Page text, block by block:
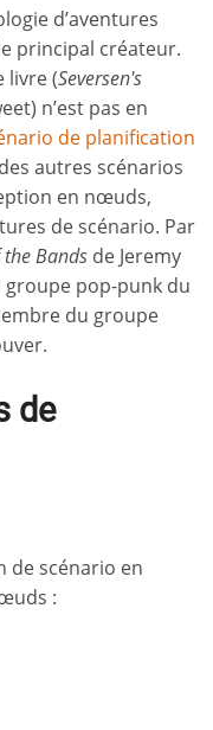
d’aventures
principal créateur.
livre (Seversen's
n’est pas en
de planification
autres scénarios
en nœuds,
de scénario. Par
Bands de Jeremy
groupe pop-punk du
du groupe
de
de scénario en
: